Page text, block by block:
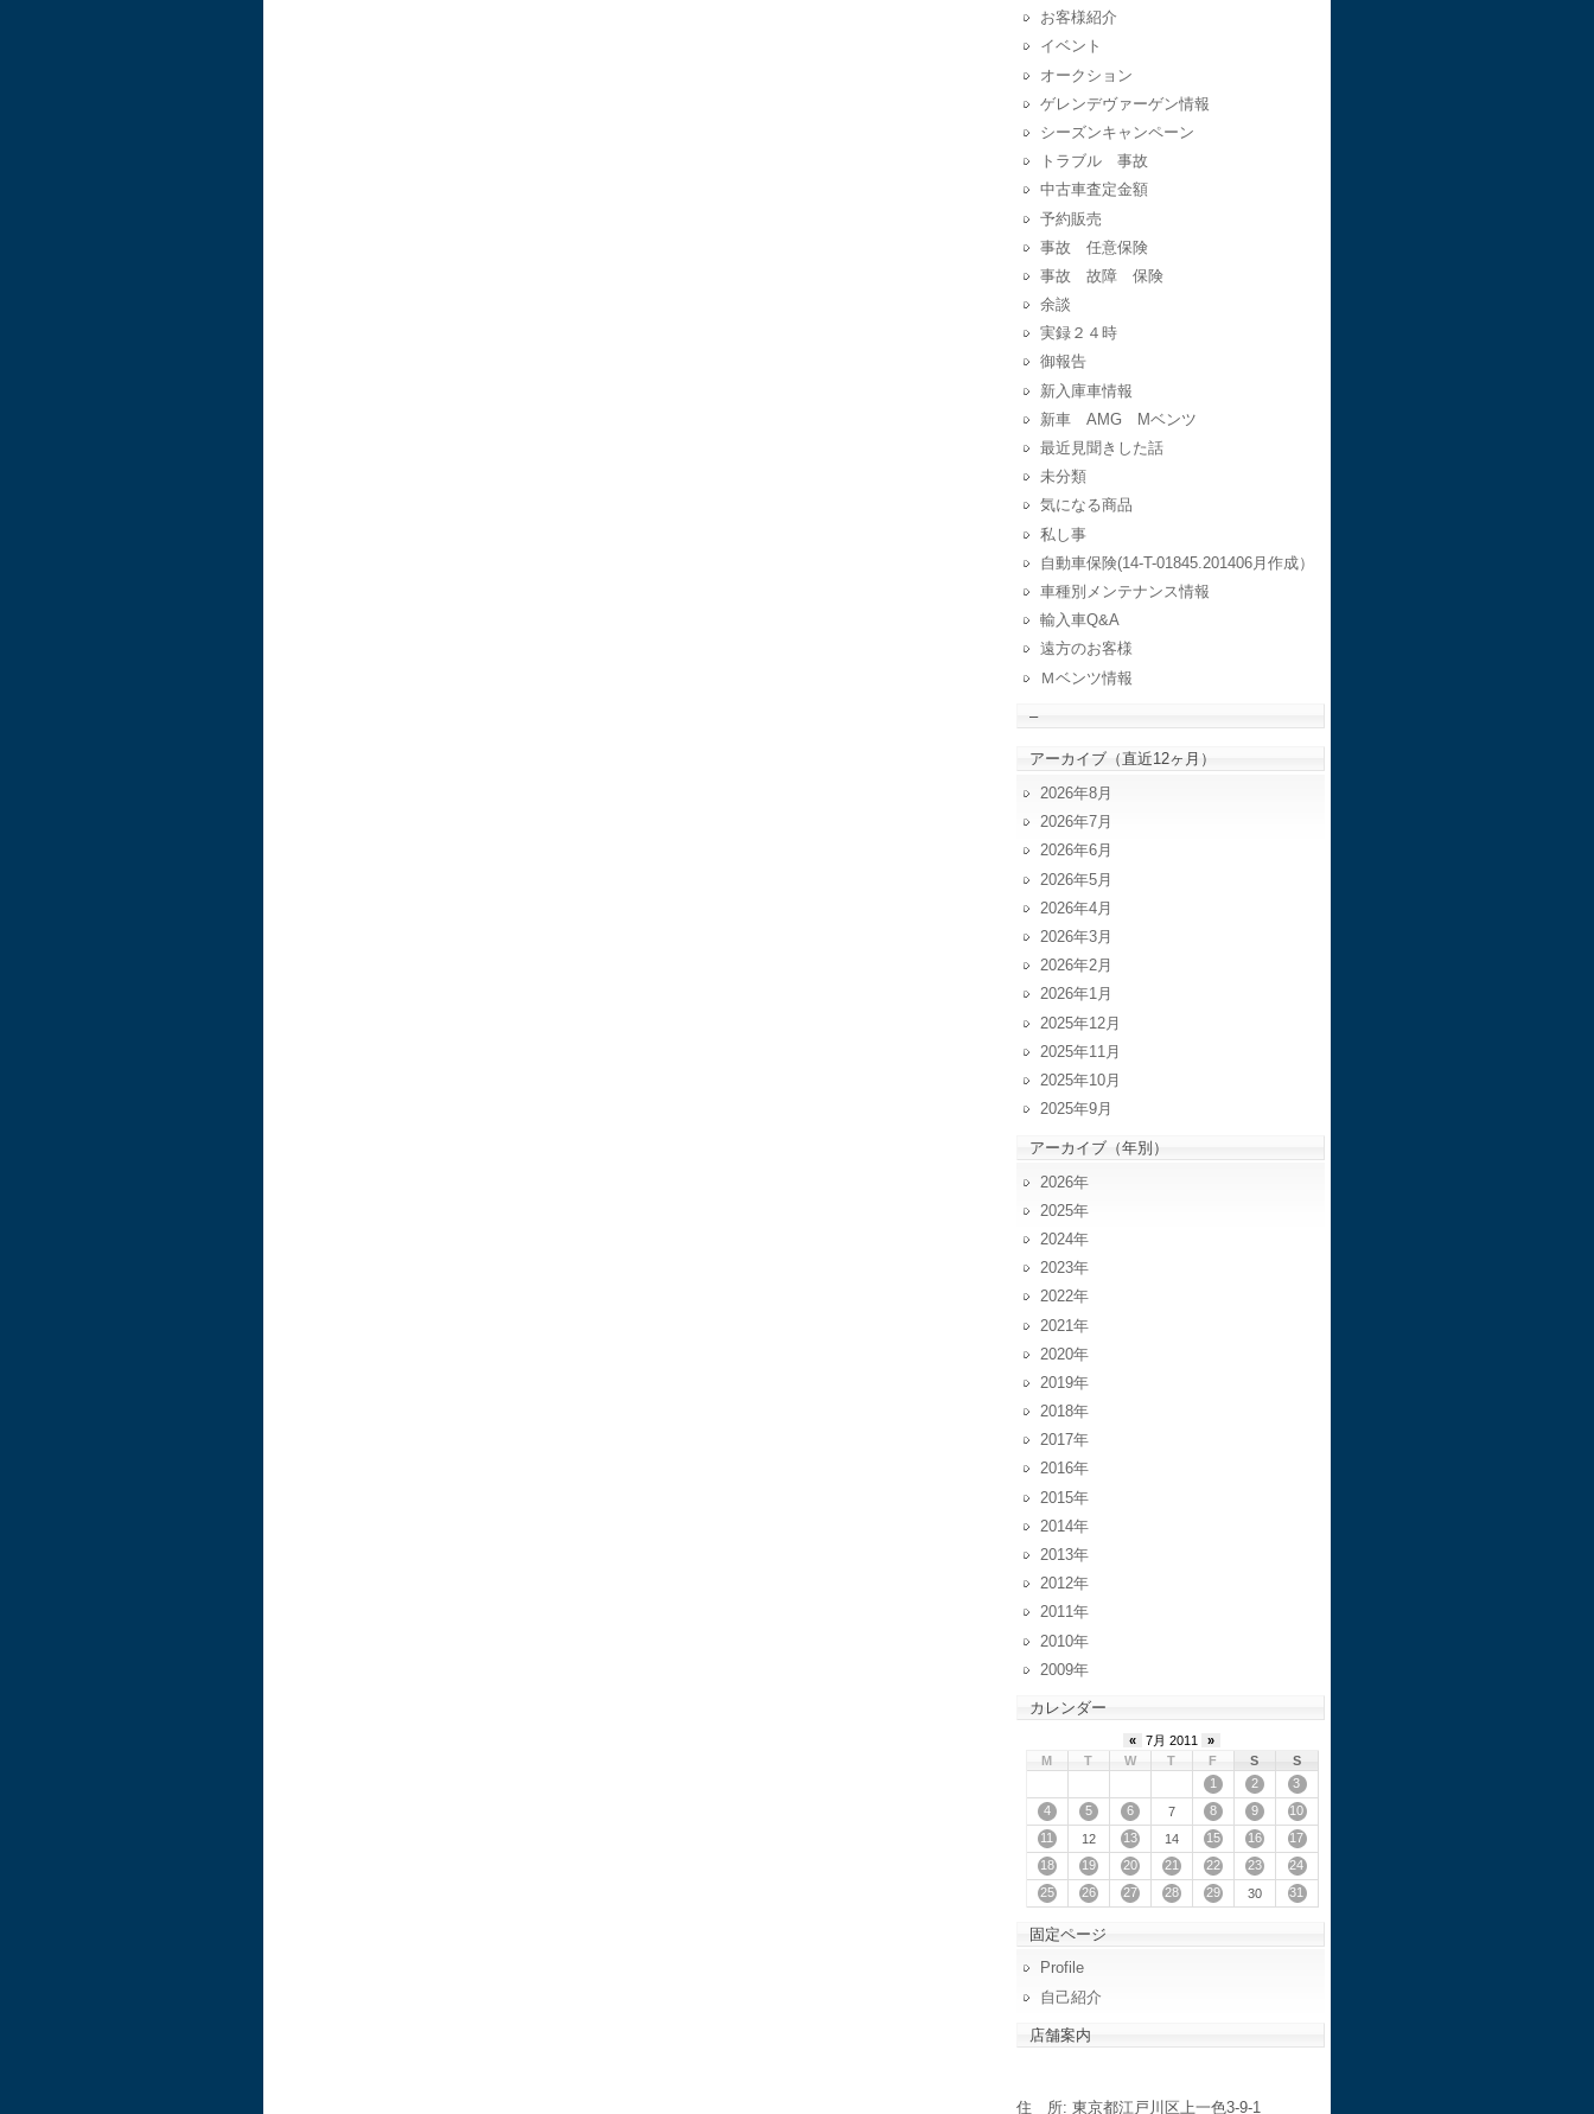
お客様紹介
イベント
オークション
ゲレンデヴァーゲン情報
シーズンキャンペーン
トラブル 事故
中古車査定金額
予約販売
事故 任意保険
事故 故障 保険
余談
実録２４時
御報告
新入庫車情報
新車 AMG Mベンツ
最近見聞きした話
未分類
気になる商品
私し事
自動車保険(14-T-01845.201406月作成）
車種別メンテナンス情報
輸入車Q&A
遠方のお客様
Ｍベンツ情報
–
アーカイブ（直近12ヶ月）
2026年8月
2026年7月
2026年6月
2026年5月
2026年4月
2026年3月
2026年2月
2026年1月
2025年12月
2025年11月
2025年10月
2025年9月
アーカイブ（年別）
2026
2025
2024
2023
2022
2021
2020
2019
2018
2017
2016
2015
2014
2013
2012
2011
2010
2009
カレンダー
« 7月 2011
»
M
T W T F S
S
1
2
3
4
5 6 7 8 9
10
11
12 13 14 15 16
17
18
19 20 21 22 23
24
25
26 27 28 29 30 31
固定ページ
Profile
自己紹介
店舗案内
住 所: 東京都江戸川区上一色3-9-1